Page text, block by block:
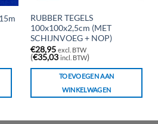
RUBBER TEGELS
100x100x2,5cm (MET
SCHIJNVOEG + NOP)
€28,95 excl. BTW
(€35,03 incl. BTW)
TOEVOEGEN AAN
WINKELWAGEN